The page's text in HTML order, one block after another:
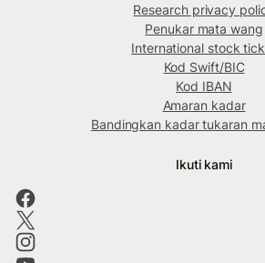
Research privacy
Penukar mata wang
International stock
Kod Swift/BIC
Kod IBAN
Amaran kadar
Bandingkan kadar tukaran
Ikuti kami